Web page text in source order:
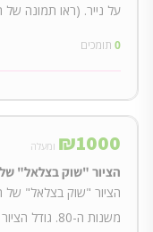
על נייר. (ראו תמונה
0 תומכים
₪1000 ומעלה
הציור "שוק בצלאל"
הציור "שוק בצלאל" של